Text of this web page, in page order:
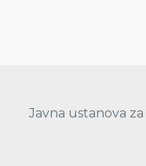
Javna ustanova